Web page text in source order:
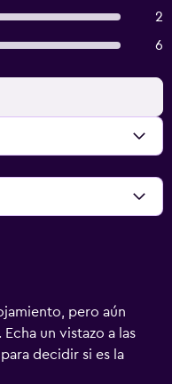
2
6
pero aún
un vistazo a las
decidir si es la